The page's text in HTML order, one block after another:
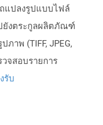
แปลงรูปแบบไฟล์
ยังตระกูลผลิตภัณฑ์
ปภาพ (TIFF, JPEG,
วจสอบรายการ
รับ